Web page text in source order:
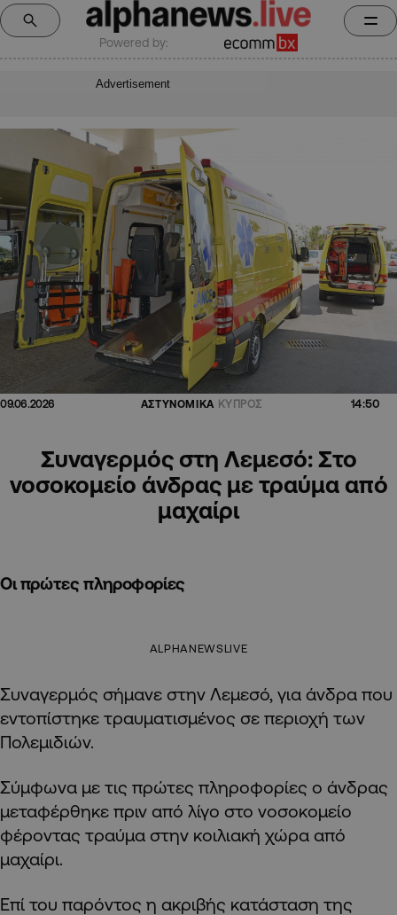
Powered by:
Advertisement
09.06.2026 ΑΣΤΥΝΟΜΙΚΑ ΚΥΠΡΟΣ 14:50
Συναγερμός στη Λεμεσό: Στο
νοσοκομείο άνδρας με τραύμα από
μαχαίρι
Οι πρώτες πληροφορίες
ALPHANEWSLIVE
Συναγερμός σήμανε στην Λεμεσό, για άνδρα που
εντοπίστηκε τραυματισμένος σε περιοχή των
Πολεμιδιών.
Σύμφωνα με τις πρώτες πληροφορίες ο άνδρας
μεταφέρθηκε πριν από λίγο στο νοσοκομείο
φέροντας τραύμα στην κοιλιακή χώρα από
μαχαίρι.
Επί του παρόντος η ακριβής κατάσταση της